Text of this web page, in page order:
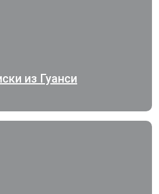
из Гуанси